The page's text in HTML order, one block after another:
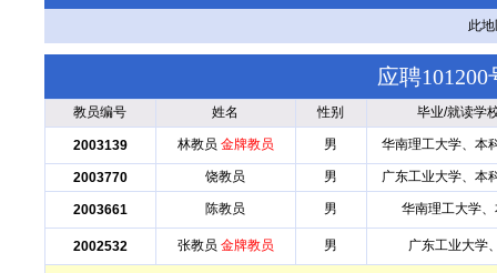
此
应聘
教员编号 姓名 性别 毕业/就读学
2003139 林教员 金牌教员 男 华南理工大学、本
2003770 饶教员 男 广东工业大学、本
2003661 陈教员 男 华南理工大学
2002532 张教员 金牌教员 男 广东工业大学